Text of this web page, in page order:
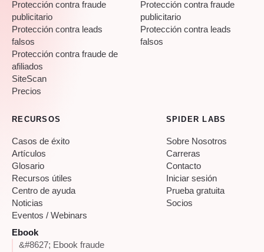
Protección contra fraude
publicitario
Protección contra leads
falsos
Protección contra fraude de
afiliados
SiteScan
Precios
Protección contra fraude
publicitario
Protección contra leads
falsos
RECURSOS
Casos de éxito
Artículos
Glosario
Recursos útiles
Centro de ayuda
Noticias
Eventos / Webinars
Ebook
&#8627; Ebook fraude
SPIDER LABS
Sobre Nosotros
Carreras
Contacto
Iniciar sesión
Prueba gratuita
Socios